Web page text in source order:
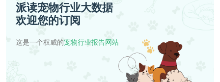
派读宠物行业大数据
欢迎您的订阅
这是一个权威的宠物行业报告网站